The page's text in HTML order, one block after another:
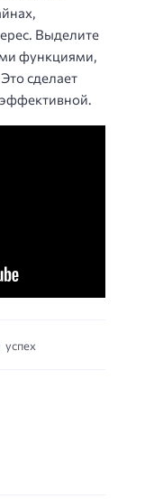
Выделите
функциями,
сделает
успех